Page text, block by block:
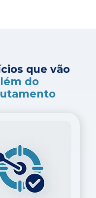
que vão
do